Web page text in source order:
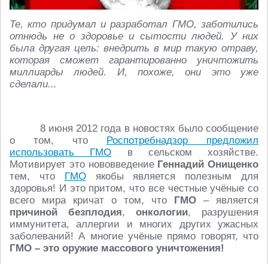
Те, кто придумал и разработал ГМО, заботились
отнюдь не о здоровье и сытости людей. У них
была другая цель: внедрить в мир такую отраву,
которая сможет гарантированно уничтожить
миллиарды людей. И, похоже, они это уже
сделали...
8 июня 2012 года в новостях было сообщение
о том, что Роспотребнадзор предложил
использовать ГМО в сельском хозяйстве.
Мотивирует это нововведение Геннадий Онищенко
тем, что ГМОякобы является полезным для
здоровья! И это притом, что все честные учёные со
всего мира кричат о том, что ГМО – является
причиной безплодия, онкологии, разрушения
иммунитета, аллергии и многих других ужасных
заболеваний! А многие учёные прямо говорят, что
ГМО – это оружие массового уничтожения!